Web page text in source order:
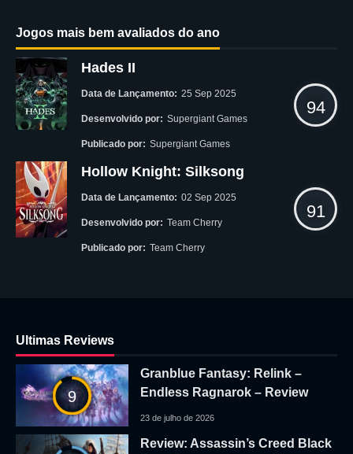
Jogos mais bem avaliados do ano
Hades II
Data de Lançamento: 25 Sep 2025
Desenvolvido por: Supergiant Games
Publicado por: Supergiant Games
94
Hollow Knight: Silksong
Data de Lançamento: 02 Sep 2025
Desenvolvido por: Team Cherry
Publicado por: Team Cherry
91
Ultimas Reviews
9
Granblue Fantasy: Relink –
Endless Ragnarok – Review
23 de julho de 2026
Review: Assassin’s Creed Black